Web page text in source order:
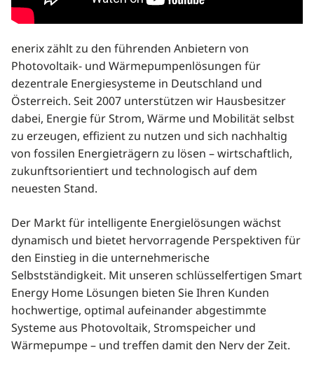
enerix zählt zu den führenden Anbietern von
Photovoltaik- und Wärmepumpenlösungen für
dezentrale Energiesysteme in Deutschland und
Österreich. Seit 2007 unterstützen wir Hausbesitzer
dabei, Energie für Strom, Wärme und Mobilität selbst
zu erzeugen, effizient zu nutzen und sich nachhaltig
von fossilen Energieträgern zu lösen – wirtschaftlich,
zukunftsorientiert und technologisch auf dem
neuesten Stand.
Der Markt für intelligente Energielösungen wächst
dynamisch und bietet hervorragende Perspektiven für
den Einstieg in die unternehmerische
Selbstständigkeit. Mit unseren schlüsselfertigen Smart
Energy Home Lösungen bieten Sie Ihren Kunden
hochwertige, optimal aufeinander abgestimmte
Systeme aus Photovoltaik, Stromspeicher und
Wärmepumpe – und treffen damit den Nerv der Zeit.